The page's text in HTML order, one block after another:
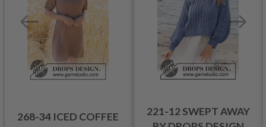
268-34 ICED COFFEE
221-12 SWEPT AWAY